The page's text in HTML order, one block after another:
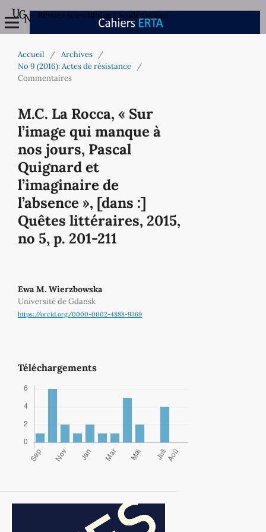
Revues scientifiques académiques
Accueil / Archives
/
No 9 (2016): Actes de résistance
/
Commentaires
M.C. La Rocca, « Sur
l’image qui manque à
nos jours, Pascal
Quignard et
l’imaginaire de
l’absence », [dans :]
Quêtes littéraires, 2015,
no 5, p. 201-211
Ewa M. Wierzbowska
Université de Gdansk
https://orcid.org/0000-0002-4888-9369
Téléchargements